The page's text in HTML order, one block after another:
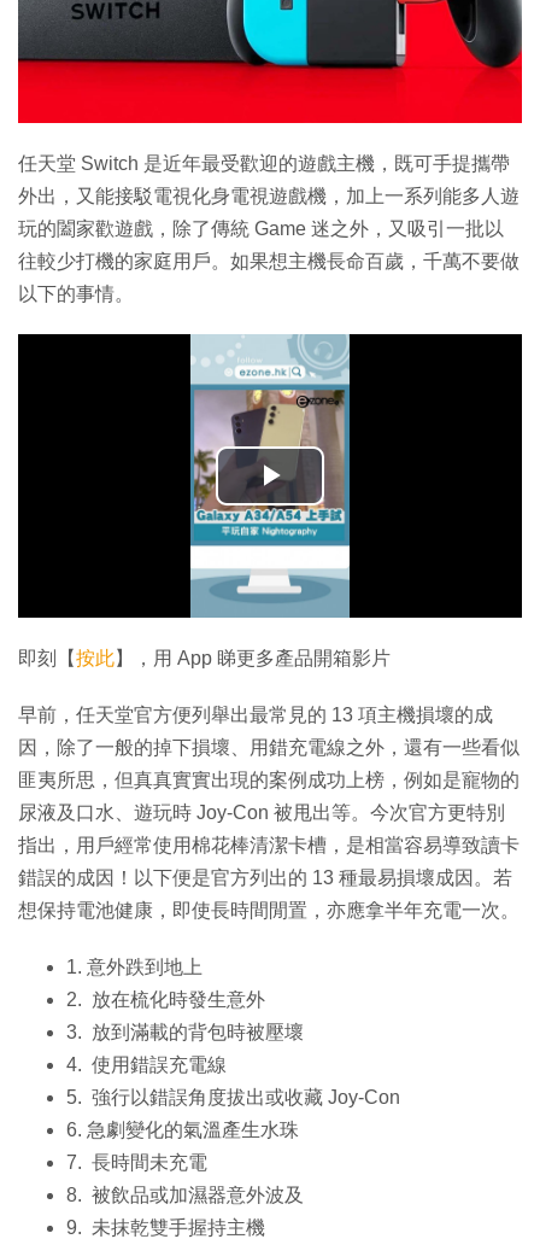
任天堂 Switch 是近年最受歡迎的遊戲主機，既可手提攜帶
外出，又能接駁電視化身電視遊戲機，加上一系列能多人遊
玩的闔家歡遊戲，除了傳統 Game 迷之外，又吸引一批以
往較少打機的家庭用戶。如果想主機長命百歲，千萬不要做
以下的事情。
播
放
影
片
即刻【按此】，用 App 睇更多產品開箱影片
早前，任天堂官方便列舉出最常見的 13 項主機損壞的成
因，除了一般的掉下損壞、用錯充電線之外，還有一些看似
匪夷所思，但真真實實出現的案例成功上榜，例如是寵物的
尿液及口水、遊玩時 Joy-Con 被甩出等。今次官方更特別
指出，用戶經常使用棉花棒清潔卡槽，是相當容易導致讀卡
錯誤的成因！以下便是官方列出的 13 種最易損壞成因。若
想保持電池健康，即使長時間閒置，亦應拿半年充電一次。
1. 意外跌到地上
2. 放在梳化時發生意外
3. 放到滿載的背包時被壓壞
4. 使用錯誤充電線
5. 強行以錯誤角度拔出或收藏 Joy-Con
6. 急劇變化的氣溫產生水珠
7. 長時間未充電
8. 被飲品或加濕器意外波及
9. 未抹乾雙手握持主機